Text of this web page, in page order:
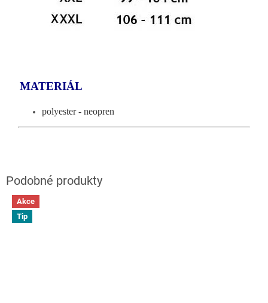
MATERIÁL
polyester - neopren
Akce
Tip